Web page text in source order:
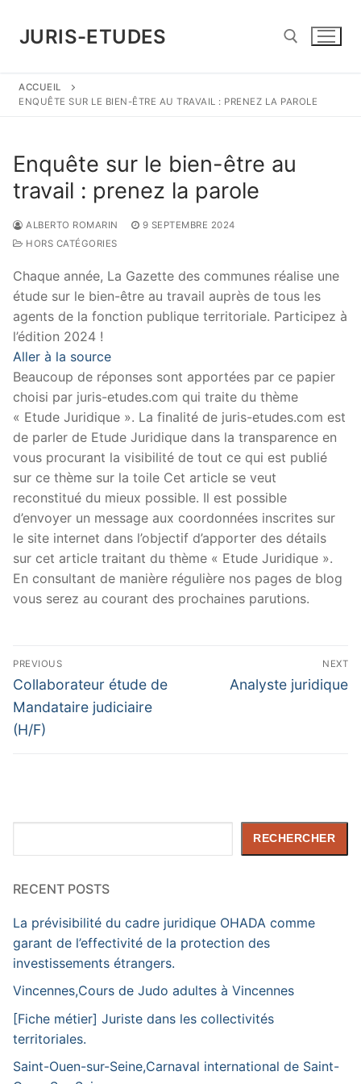
contenu
JURIS-ETUDES
Rechercher :
ACCUEIL
ENQUÊTE SUR LE BIEN-ÊTRE AU TRAVAIL : PRENEZ LA PAROLE
Enquête sur le bien-être au
travail : prenez la parole
ALBERTO ROMARIN
9 SEPTEMBRE 2024
HORS CATÉGORIES
Chaque année, La Gazette des communes réalise une
étude sur le bien-être au travail auprès de tous les
agents de la fonction publique territoriale. Participez à
l’édition 2024 !
Aller à la source
Beaucoup de réponses sont apportées par ce papier
choisi par juris-etudes.com qui traite du thème
« Etude Juridique ». La finalité de juris-etudes.com est
de parler de Etude Juridique dans la transparence en
vous procurant la visibilité de tout ce qui est publié
sur ce thème sur la toile Cet article se veut
reconstitué du mieux possible. Il est possible
d’envoyer un message aux coordonnées inscrites sur
le site internet dans l’objectif d’apporter des détails
sur cet article traitant du thème « Etude Juridique ».
En consultant de manière régulière nos pages de blog
vous serez au courant des prochaines parutions.
Navigation
de
l’article
PREVIOUS
Previous
post:
Collaborateur étude de
Mandataire judiciaire
(H/F)
NEXT
Next
Analyste juridique
RECHERCHER
RECENT POSTS
La prévisibilité du cadre juridique OHADA comme
garant de l’effectivité de la protection des
investissements étrangers.
Vincennes,Cours de Judo adultes à Vincennes
[Fiche métier] Juriste dans les collectivités
territoriales.
Saint-Ouen-sur-Seine,Carnaval international de Saint-